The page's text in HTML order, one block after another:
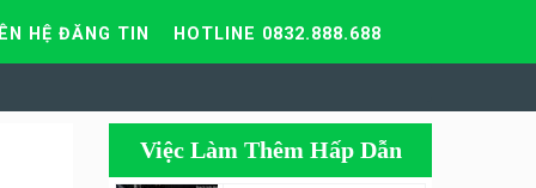
HỆ ĐĂNG TIN HOTLINE 0832.888.688
Việc Làm Thêm Hấp Dẫn